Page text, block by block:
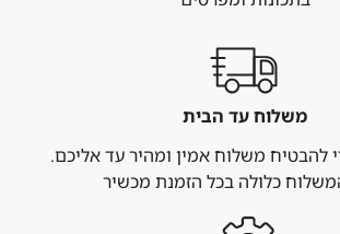
משלוח עד הבית
להבטיח משלוח אמין ומהיר עד אליכם​.
כלולה בכל הזמנת מכשיר